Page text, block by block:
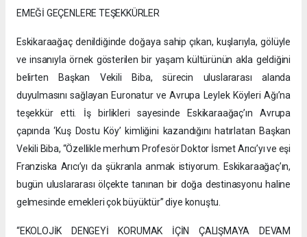
EMEĞİ GEÇENLERE TEŞEKKÜRLER
Eskikaraağaç denildiğinde doğaya sahip çıkan, kuşlarıyla, gölüyle
ve insanıyla örnek gösterilen bir yaşam kültürünün akla geldiğini
belirten Başkan Vekili Biba, sürecin uluslararası alanda
duyulmasını sağlayan Euronatur ve Avrupa Leylek Köyleri Ağı’na
teşekkür etti. İş birlikleri sayesinde Eskikaraağaç’ın Avrupa
çapında ‘Kuş Dostu Köy’ kimliğini kazandığını hatırlatan Başkan
Vekili Biba, “Özellikle merhum Profesör Doktor İsmet Arıcı’yı ve eşi
Franziska Arıcı’yı da şükranla anmak istiyorum. Eskikaraağaç’ın,
bugün uluslararası ölçekte tanınan bir doğa destinasyonu haline
gelmesinde emekleri çok büyüktür” diye konuştu.
“EKOLOJİK DENGEYİ KORUMAK İÇİN ÇALIŞMAYA DEVAM